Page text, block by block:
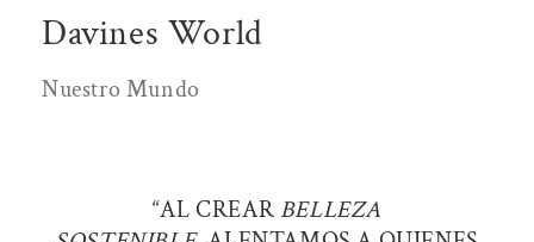
Davines World
Nuestro Mundo
“AL CREAR BELLEZA